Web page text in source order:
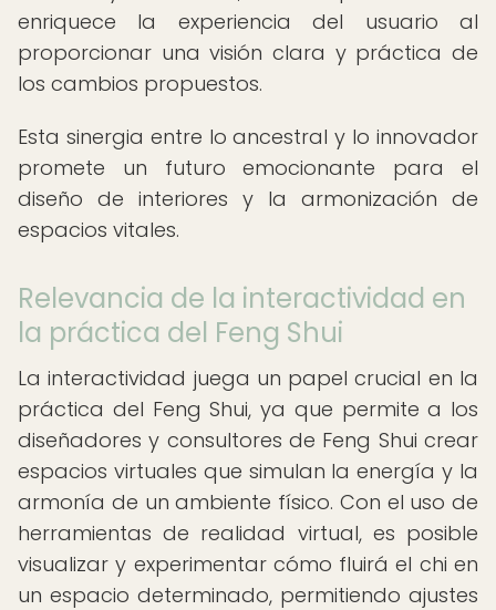
enriquece la experiencia del usuario al
proporcionar una visión clara y práctica de
los cambios propuestos.
Esta sinergia entre lo ancestral y lo innovador
promete un futuro emocionante para el
diseño de interiores y la armonización de
espacios vitales.
Relevancia de la interactividad en
la práctica del Feng Shui
La interactividad juega un papel crucial en la
práctica del Feng Shui, ya que permite a los
diseñadores y consultores de Feng Shui crear
espacios virtuales que simulan la energía y la
armonía de un ambiente físico. Con el uso de
herramientas de realidad virtual, es posible
visualizar y experimentar cómo fluirá el chi en
un espacio determinado, permitiendo ajustes